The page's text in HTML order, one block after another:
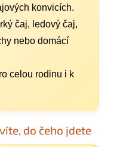
konvicích.
čaj, ledový čaj,
nebo domácí
celou rodinu i k
do čeho jdete